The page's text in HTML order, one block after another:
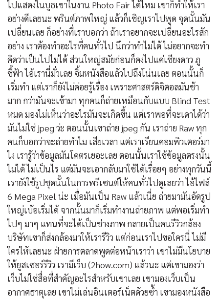
ไปแสดงในบูธเขาในงาน Photo Fair ได้ไหม เขาก็ทำให้เรา
อย่างดีเลยนะ พรินต์ภาพใหญ่ แล้วก็เชิญเราไปพูด จุดนั้นมัน
เปลี่ยนเลย ก็อย่างที่เราบอกว่า ถ้าเราอยากจะเปลี่ยนอะไรสัก
อย่าง เราต้องทำอะไรที่คนทั่วไป นึกว่าทำไม่ได้ ไม่อยากจะทำ
คิดว่าเป็นไปไม่ได้ ส่วนใหญ่สมัยก่อนก็คงไปแค่เชียงดาว ภู
ชี้ฟ้า ไอ้เรานี่มั่วเลย จิ้มหนังสือแล้วไปถึงโน่นเลย ตอนนั้นก็
เริ่มทำ แต่เราก็ยังไม่ค่อยรู้เรื่อง เพราะศาสตร์ดิจิตอลมันช้า
มาก กว่ามันจะเข้ามา ทุกคนก็ถ่ายเหมือนกับแบบ Blind Test
หมด มองไม่เห็นว่าอะไรมันจะเกิดขึ้น แต่เราพอที่จะเดาได้ว่า
มันไม่ใช่ jpeg ว่ะ ตอนนั้นเขาถ่าย jpeg กัน เราถ่าย Raw ทุก
คนก็บอกว่าจะถ่ายทำไม เสียเวลา แต่เราเรียนคอมพิวเตอร์มา
ไง เรารู้ว่าข้อมูลมันโคตรเยอะเลย ตอนนั้นเราใช้ข้อมูลตรงนั้น
ไม่ได้ ไม่เป็นไร แต่มันจะเอากลับมาใช้ได้เรื่อยๆ อย่างทุกวันนี้
เรายังใช้รูปชุดนั้นในการพรีเซนต์ให้คนทั่วไปดูเลยว่า ไอ้ไฟล์
6 Mega Pixel น่ะ เมื่อมันเป็น Raw แล้วเนี่ย ถ่ายมามันอัดรูป
ใหญ่เบ้อเริ่มได้ จากนั้นมาก็เริ่มทำงานถ่ายภาพ แต่พอเริ่มทำ
ไปๆ มาๆ แทนที่จะได้เป็นช่างภาพ กลายเป็นคนรีวิวกล้อง
บริษัทเขาก็ส่งกล้องมาให้เรารีวิว แต่ก่อนเราไปขอใครนี่ ไม่มี
ใครให้เลยนะ ฝ่ายการตลาดพูดต่อหน้าเราว่า เขาไม่มีนโยบาย
ให้ยูสเซอร์รีวิว เรามีเว็บ (2how.com) แล้วนะ แต่เขามองว่า
เว็บไม่ใช่สื่อที่สำคัญอะไรสำหรับเขาเลย เขามองเว็บเป็น
อากาศธาตุเลย เขาไม่เล่นอินเตอร์เน็ตด้วยซ้ำ เขามองหนังสือ